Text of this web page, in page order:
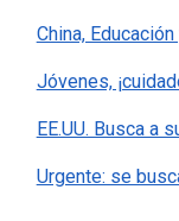
China,
Jóvenes,
EE.UU. Busca a
Urgente: se